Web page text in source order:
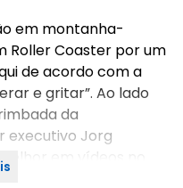
em montanha-
Roller Coaster por um
de acordo com a
e gritar”. Ao lado
da
executivo Jorg
em vídeos no